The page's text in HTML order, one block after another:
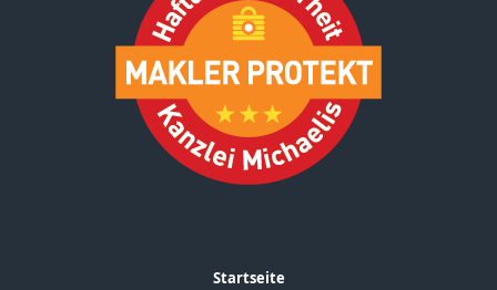
Startseite